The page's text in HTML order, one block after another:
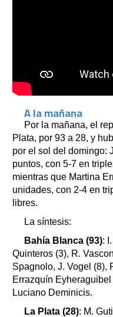
A la mañana
Por la mañana, el
Plata, por 93 a 28, y
por el sol del domingo:
puntos, con 5-7 en
mientras que Martina
unidades, con 2-4 en
libres.
La síntesis:
Bahía Blanca (93):
Quinteros (3), R.
Spagnolo, J. Vogel (8),
Errazquín
Luciano Deminicis.
La Plata (28): M.